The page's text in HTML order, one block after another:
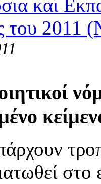
και
του 2011
στο